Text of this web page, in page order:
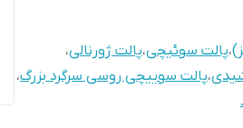
،پالت سوئیچی،پالت ژورنالی،
،پالت سوییچی روسی سرگرد بزرگ،